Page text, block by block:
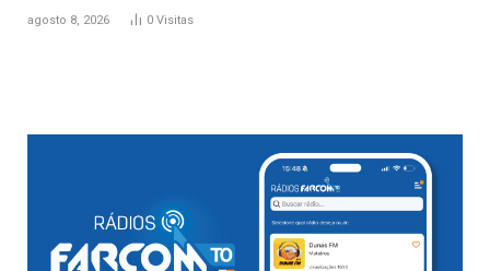
agosto 8, 2026 0 Visitas